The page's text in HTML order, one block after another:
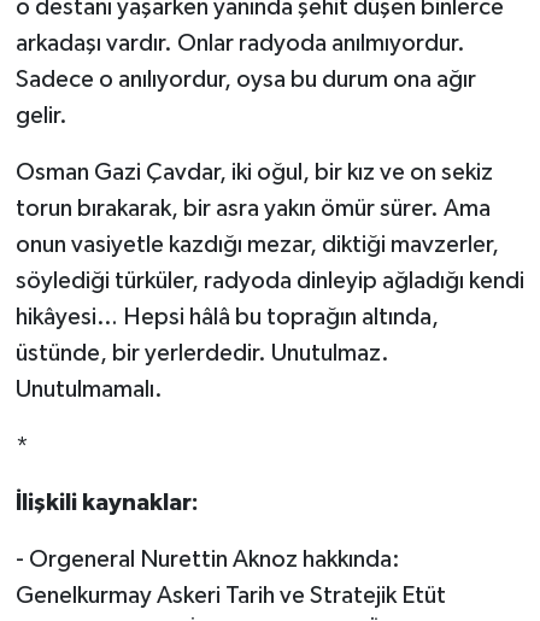
o destanı yaşarken yanında şehit düşen binlerce
arkadaşı vardır. Onlar radyoda anılmıyordur.
Sadece o anılıyordur, oysa bu durum ona ağır
gelir.
Osman Gazi Çavdar, iki oğul, bir kız ve on sekiz
torun bırakarak, bir asra yakın ömür sürer. Ama
onun vasiyetle kazdığı mezar, diktiği mavzerler,
söylediği türküler, radyoda dinleyip ağladığı kendi
hikâyesi… Hepsi hâlâ bu toprağın altında,
üstünde, bir yerlerdedir. Unutulmaz.
Unutulmamalı.
*
İlişkili kaynaklar:
- Orgeneral Nurettin Aknoz hakkında:
Genelkurmay Askeri Tarih ve Stratejik Etüt